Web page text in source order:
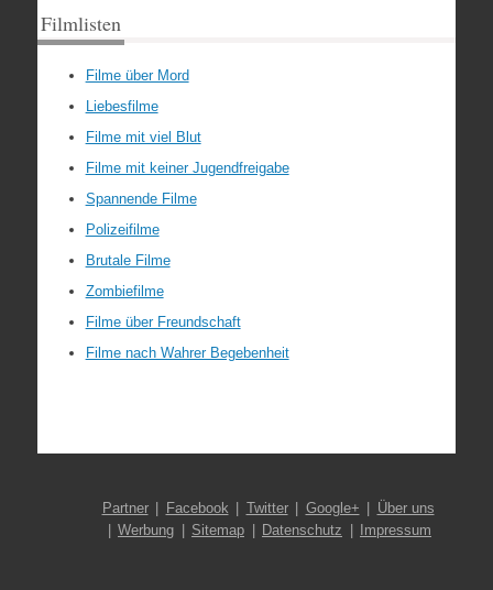
Filmlisten
Filme über Mord
Liebesfilme
Filme mit viel Blut
Filme mit keiner Jugendfreigabe
Spannende Filme
Polizeifilme
Brutale Filme
Zombiefilme
Filme über Freundschaft
Filme nach Wahrer Begebenheit
Partner Facebook Twitter Google+
Über uns
Werbung
Sitemap Datenschutz Impressum